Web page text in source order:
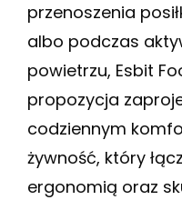
przenoszenia
albo podczas
powietrzu, Esbit
propozycja
codziennym
żywność, który
ergonomią oraz